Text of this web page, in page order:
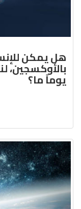
هل يمكن
بالأوكسجين،
يوماً ما؟